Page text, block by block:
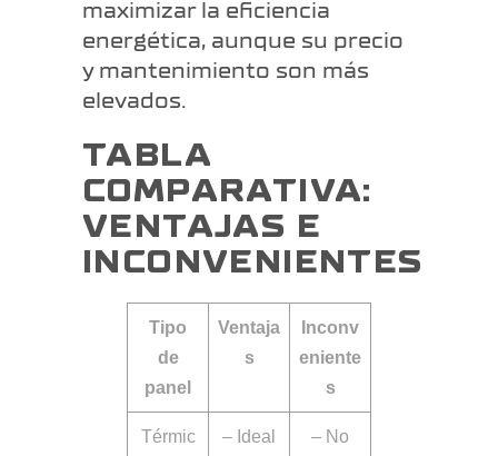
maximizar la eficiencia
energética, aunque su precio
y mantenimiento son más
elevados.
TABLA
COMPARATIVA:
VENTAJAS E
INCONVENIENTES
Tipo
de
panel
Ventaja
s
Inconv
eniente
s
Térmic
– Ideal
– No